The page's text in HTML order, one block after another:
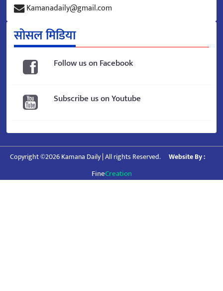
Kamanadaily@gmail.com
सोसल मिडिया
Follow us on Facebook
Subscribe us on Youtube
Copyright ©2026 Kamana Daily | All rights Reserved. Website By :
FineCreation